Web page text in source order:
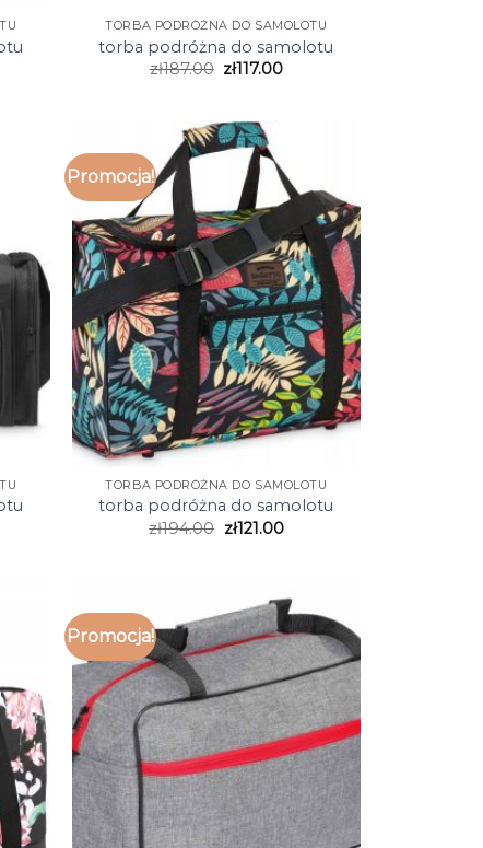
TORBA PODRÓŻNA DO SAMOLOTU
torba podróżna do samolotu
zł187.00 zł117.00
Promocja!
TORBA PODRÓŻNA DO SAMOLOTU
torba podróżna do samolotu
zł194.00 zł121.00
Promocja!